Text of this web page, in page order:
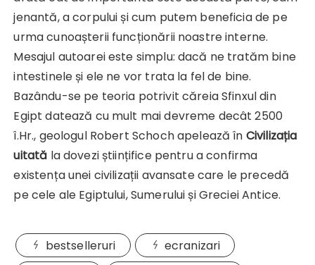
jenantă, a corpului și cum putem beneficia de pe
urma cunoașterii funcționării noastre interne.
Mesajul autoarei este simplu: dacă ne tratăm bine
intestinele și ele ne vor trata la fel de bine.
Bazându-se pe teoria potrivit căreia Sfinxul din
Egipt datează cu mult mai devreme decât 2500
î.Hr., geologul Robert Schoch apelează în Civilizația
uitată la dovezi științifice pentru a confirma
existența unei civilizații avansate care le precedă
pe cele ale Egiptului, Sumerului și Greciei Antice.
bestselleruri
ecranizari